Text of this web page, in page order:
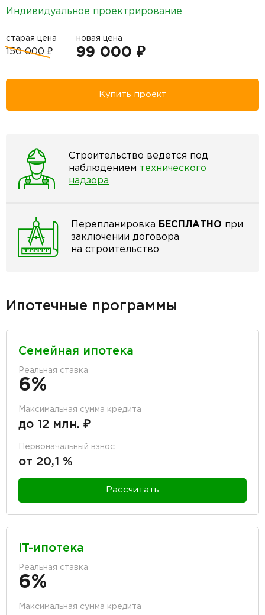
Индивидуальное проектрирование
старая цена
150 000 ₽
новая цена
99 000 ₽
Купить проект
Строительство ведётся под
наблюдением технического
надзора
Перепланировка БЕСПЛАТНО при
заключении договора
на строительство
Ипотечные программы
Семейная ипотека
Реальная ставка
6%
Максимальная сумма кредита
до 12 млн. ₽
Первоначальный взнос
от 20,1 %
Рассчитать
IT-ипотека
Реальная ставка
6%
Максимальная сумма кредита